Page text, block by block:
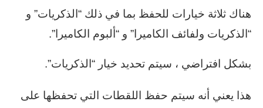
هناك ثلاثة خيارات للحفظ بما في ذلك “الذكريات” و
“الذكريات ولفائف الكاميرا” و “ألبوم الكاميرا”.
بشكل افتراضي ، سيتم تحديد خيار “الذكريات”.
هذا يعني أنه سيتم حفظ اللقطات التي تحفظها على